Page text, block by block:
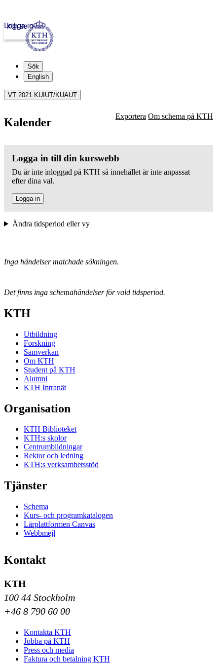
kth.se
Logga in
Sök
English
VT 2021 KUIUT/KUAUT
Kalender Exportera Om schema på KTH
Logga in till din kurswebb
Du är inte inloggad på KTH så innehållet är inte anpassat
efter dina val.
Logga in
Ändra tidsperiod eller vy
Inga händelser matchade sökningen.
Det finns inga schemahändelser för vald tidsperiod.
KTH
Utbildning
Forskning
Samverkan
Om KTH
Student på KTH
Alumni
KTH Intranät
Organisation
KTH Biblioteket
KTH:s skolor
Centrumbildningar
Rektor och ledning
KTH:s verksamhetsstöd
Tjänster
Schema
Kurs- och programkatalogen
Lärplattformen Canvas
Webbmejl
Kontakt
KTH
100 44 Stockholm
+46 8 790 60 00
Kontakta KTH
Jobba på KTH
Press och media
Faktura och betalning KTH